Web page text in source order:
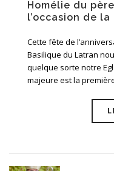
Homélie du
l’occasion de
Cette fête de
Basilique du Latran
quelque sorte notre
majeure est la